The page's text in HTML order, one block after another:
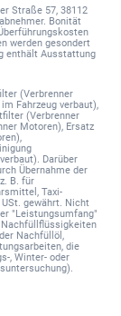
Straße 57, 38112
Bonität
werden gesondert
enthält Ausstattung
(Verbrenner
Fahrzeug verbaut),
(Verbrenner
Motoren), Ersatz
Darüber
Übernahme der
B. für
Taxi-
gewährt. Nicht
"Leistungsumfang"
Nachfüllflüssigkeiten
Nachfüllöl,
die
, Winter- oder